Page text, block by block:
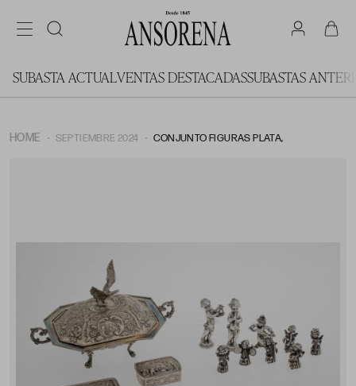
SUBASTA ACTUALVENTAS DESTACADASSUBASTAS
HOME SEPTIEMBRE 2024 CONJUNTO FIGURAS PLATA,